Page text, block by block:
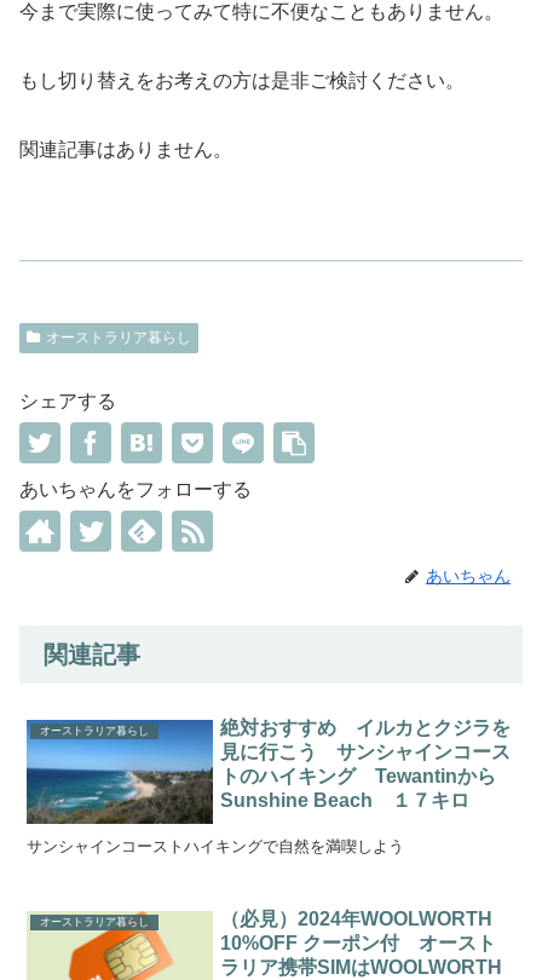
今まで実際に使ってみて特に不便なこともありません。
もし切り替えをお考えの方は是非ご検討ください。
関連記事はありません。
オーストラリア暮らし
シェアする
あいちゃんをフォローする
あいちゃん
関連記事
オーストラリア暮らし
絶対おすすめ イルカとクジラを
見に行こう サンシャインコース
トのハイキング Tewantinから
Sunshine Beach １７キロ
サンシャインコーストハイキングで自然を満喫しよう
オーストラリア暮らし
（必見）2024年WOOLWORTH
10%OFF クーポン付 オースト
ラリア携帯SIMはWOOLWORTH